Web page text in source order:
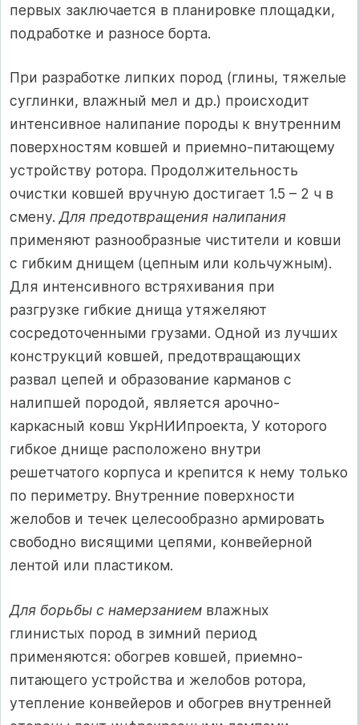
первых заключается в планировке площадки,
подработке и разносе борта.
При разработке липких пород (глины, тяжелые
суглинки, влажный мел и др.) происходит
интенсивное налипание породы к внутренним
поверхностям ковшей и приемно-питающему
устройству ротора. Продолжительность
очистки ковшей вручную достигает 1.5 – 2 ч в
смену. Для предотвращения налипания
применяют разнообразные чистители и ковши
с гибким днищем (цепным или кольчужным).
Для интенсивного встряхивания при
разгрузке гибкие днища утяжеляют
сосредоточенными грузами. Одной из лучших
конструкций ковшей, предотвращающих
развал цепей и образование карманов с
налипшей породой, является арочно-
каркасный ковш УкрНИИпроекта, У которого
гибкое днище расположено внутри
решетчатого корпуса и крепится к нему только
по периметру. Внутренние поверхности
желобов и течек целесообразно армировать
свободно висящими цепями, конвейерной
лентой или пластиком.
Для борьбы с намерзанием влажных
глинистых пород в зимний период
применяются: обогрев ковшей, приемно-
питающего устройства и желобов ротора,
утепление конвейеров и обогрев внутренней